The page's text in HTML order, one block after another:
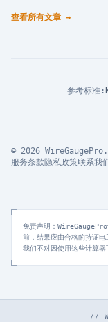
查看所有文章 →
参考标准 :
© 2026 WireGaugePro.
服务条款隐私政策联系我
免责声明：WireGaugePro
前，结果应由合格的持证电
我们不对因使用这些计算器
//